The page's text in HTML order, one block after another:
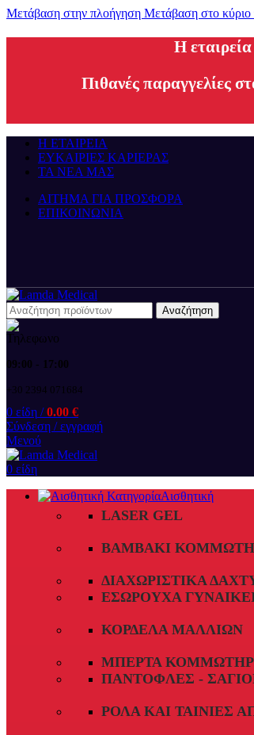
Μετάβαση στην πλοήγηση Μετάβαση στο κύριο
H
Πιθανές παραγγελίες
Η ΕΤΑΙΡΕΙΑ
ΕΥΚΑΙΡΙΕΣ ΚΑΡΙΕΡΑΣ
ΤΑ ΝΕΑ ΜΑΣ
ΑΙΤΗΜΑ ΓΙΑ ΠΡΟΣΦΟΡΑ
ΕΠΙΚΟΙΝΩΝΙΑ
Αναζήτηση
09:00 - 17:00
+30 2394 071684
0 είδη / 0.00 €
Σύνδεση / εγγραφή
Μενού
0 είδη
Αισθητική
LASER GEL
ΒΑΜΒΆΚΙ
ΔΙΑΧΩΡΙΣΤΙΚΆ
ΕΣΏΡΟΥΧΑ
ΚΟΡΔΈΛΑ ΜΑΛΛΙΏΝ
ΜΠΈΡΤΑ
ΠΑΝΤΌΦΛΕΣ -
ΡΟΛΆ ΚΑΙ ΤΑΙΝΊΕΣ